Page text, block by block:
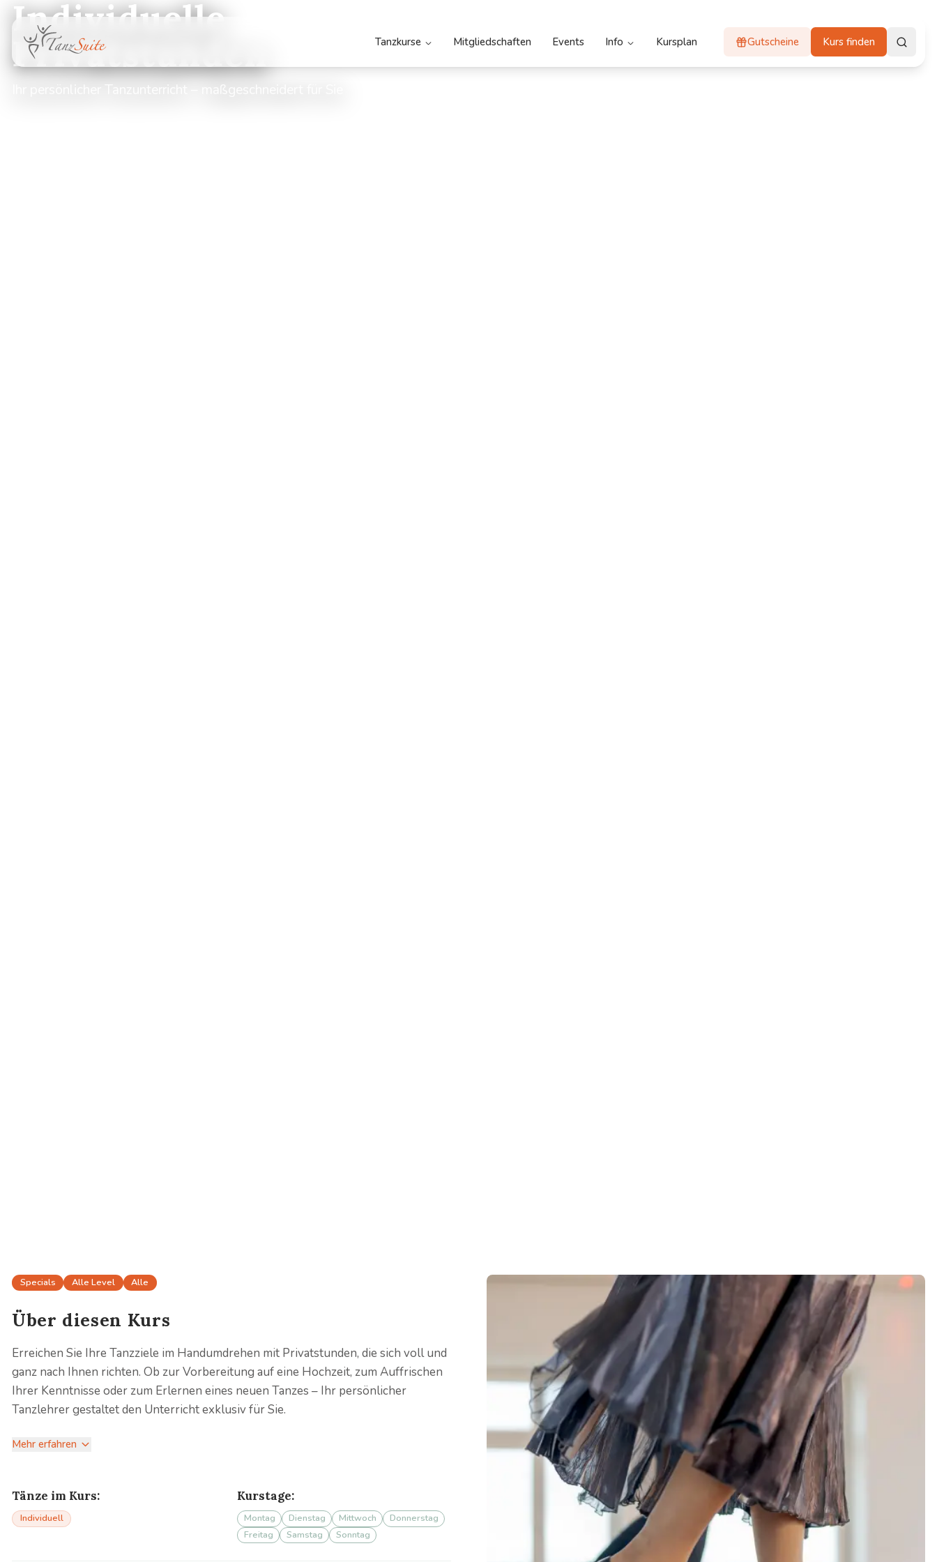
Tanzkurse Mitgliedschaften Events Info Kursplan Gutscheine Kurs finden
Individuelle
Privatstunden
Ihr persönlicher Tanzunterricht – maßgeschneidert für Sie
Specials Alle Level Alle
Über diesen Kurs
Erreichen Sie Ihre Tanzziele im Handumdrehen mit Privatstunden, die sich voll und
ganz nach Ihnen richten. Ob zur Vorbereitung auf eine Hochzeit, zum Auffrischen
Ihrer Kenntnisse oder zum Erlernen eines neuen Tanzes – Ihr persönlicher
Tanzlehrer gestaltet den Unterricht exklusiv für Sie.
Mehr erfahren
Tänze im Kurs:
Individuell
Kurstage:
Montag Dienstag Mittwoch
Donnerstag
Freitag
Samstag Sonntag